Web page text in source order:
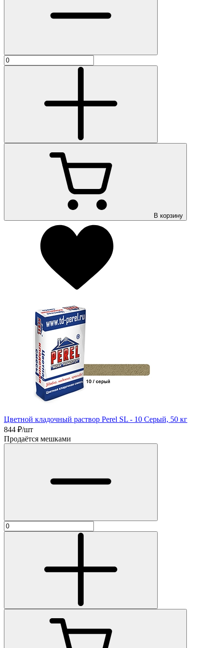
В корзину
Цветной кладочный раствор Perel SL - 10 Серый, 50 кг
844 ₽/шт
Продаётся мешками